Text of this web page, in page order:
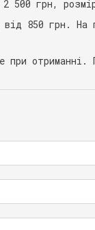
2 500 грн,
від 850 грн. На
при